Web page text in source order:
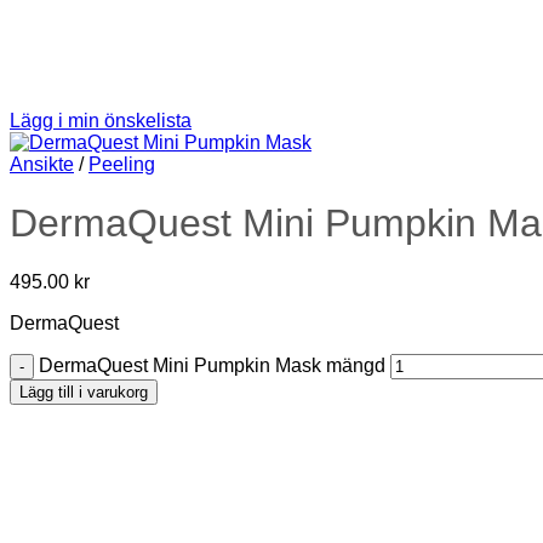
Lägg i min önskelista
Ansikte / Peeling
DermaQuest Mini Pumpkin
495.00 kr
DermaQuest
DermaQuest Mini Pumpkin Mask mängd
Lägg till i varukorg